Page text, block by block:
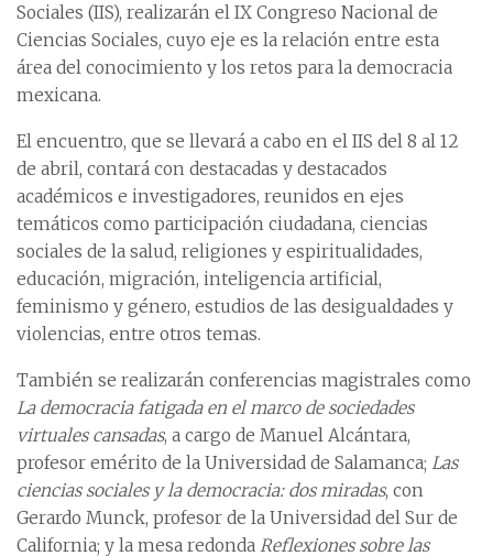
Sociales (IIS), realizarán el IX Congreso Nacional de
Ciencias Sociales, cuyo eje es la relación entre esta
área del conocimiento y los retos para la democracia
mexicana.
El encuentro, que se llevará a cabo en el IIS del 8 al 12
de abril, contará con destacadas y destacados
académicos e investigadores, reunidos en ejes
temáticos como participación ciudadana, ciencias
sociales de la salud, religiones y espiritualidades,
educación, migración, inteligencia artificial,
feminismo y género, estudios de las desigualdades y
violencias, entre otros temas.
También se realizarán conferencias magistrales como
La democracia fatigada en el marco de sociedades
virtuales cansadas, a cargo de Manuel Alcántara,
profesor emérito de la Universidad de Salamanca; Las
ciencias sociales y la democracia: dos miradas, con
Gerardo Munck, profesor de la Universidad del Sur de
California; y la mesa redonda Reflexiones sobre las